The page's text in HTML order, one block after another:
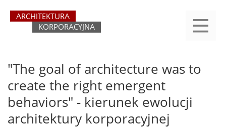
yasne
main
"The goal of architecture was to
create the right emergent
behaviors" - kierunek ewolucji
architektury korporacyjnej